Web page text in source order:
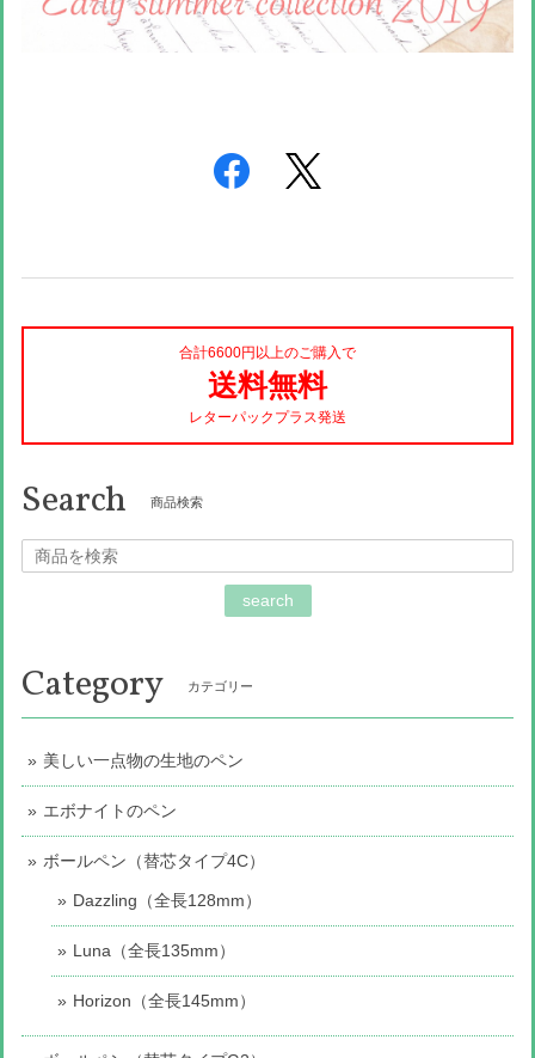
合計6600円以上のご購入で
送料無料
レターパックプラス発送
Search 商品検索
search
Category カテゴリー
美しい一点物の生地のペン
エボナイトのペン
ボールペン（替芯タイプ4C）
Dazzling（全長128mm）
Luna（全長135mm）
Horizon（全長145mm）